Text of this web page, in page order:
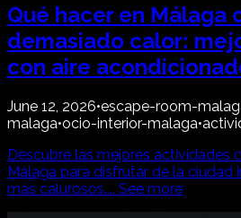
Qué hacer en Málaga
demasiado calor:
con aire
June 12, 2026•escape-room-
malaga•ocio-interior-malaga•
Descubre las mejores actividades
Málaga para disfrutar de la ciudad
más calurosos.... See more